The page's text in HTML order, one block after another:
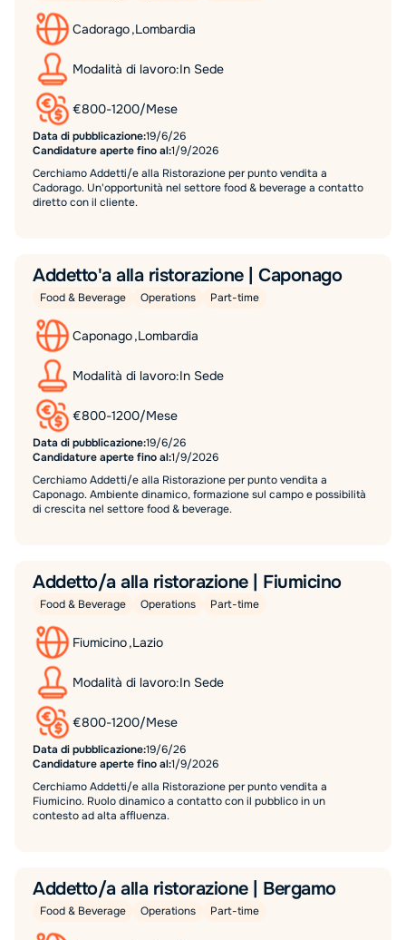
Cadorago,Lombardia
Modalità di lavoro:In Sede
€800-1200/Mese
Data di pubblicazione:19/6/26
Candidature aperte fino al:1/9/2026
Cerchiamo Addetti/e alla Ristorazione per punto vendita a
Cadorago. Un'opportunità nel settore food & beverage a contatto
diretto con il cliente.
Addetto'a alla ristorazione | Caponago
Food & Beverage Operations Part-time
Caponago,Lombardia
Modalità di lavoro:In Sede
€800-1200/Mese
Data di pubblicazione:19/6/26
Candidature aperte fino al:1/9/2026
Cerchiamo Addetti/e alla Ristorazione per punto vendita a
Caponago. Ambiente dinamico, formazione sul campo e possibilità
di crescita nel settore food & beverage.
Addetto/a alla ristorazione | Fiumicino
Food & Beverage Operations Part-time
Fiumicino,Lazio
Modalità di lavoro:In Sede
€800-1200/Mese
Data di pubblicazione:19/6/26
Candidature aperte fino al:1/9/2026
Cerchiamo Addetti/e alla Ristorazione per punto vendita a
Fiumicino. Ruolo dinamico a contatto con il pubblico in un
contesto ad alta affluenza.
Addetto/a alla ristorazione | Bergamo
Food & Beverage Operations Part-time